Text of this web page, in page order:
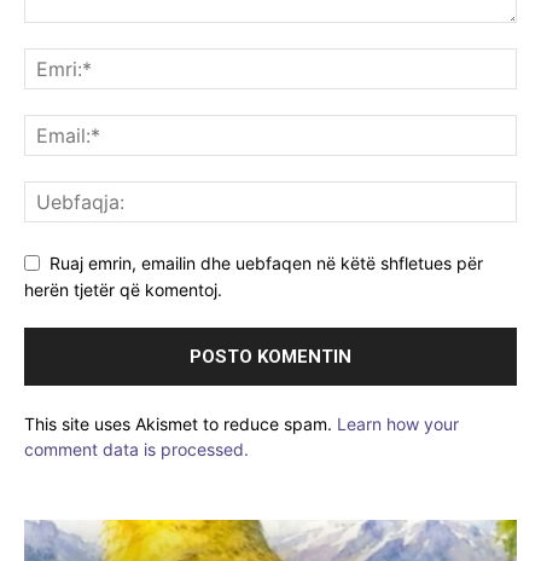
Ruaj emrin, emailin dhe uebfaqen në këtë shfletues për
herën tjetër që komentoj.
This site uses Akismet to reduce spam. Learn how your
comment data is processed.